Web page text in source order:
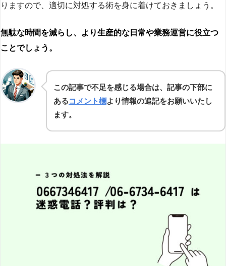
りますので、適切に対処する術を身に着けておきましょう。
無駄な時間を減らし、より生産的な日常や業務運営に役立つ
ことでしょう。
この記事で不足を感じる場合は、記事の下部に
あるコメント欄より情報の追記をお願いいたし
ます。